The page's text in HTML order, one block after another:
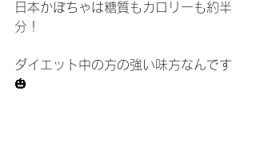
日本かぼちゃは糖質もカロリーも約半
分！
ダイエット中の方の強い味方なんです
🎃